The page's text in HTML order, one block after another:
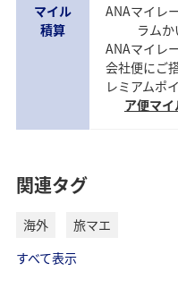
マイル
積算
ANAマイレ
ラムか
ANAマイレ
会社便にご
レミアムポ
ア便マ
関連タグ
海外
旅マエ
すべて表示